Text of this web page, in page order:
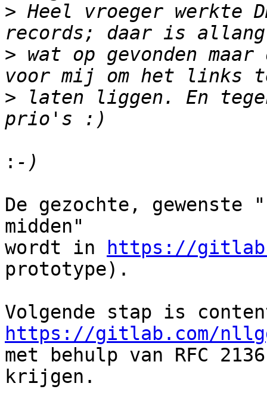
> Heel vroeger werkte
> wat op gevonden
> laten liggen. En
:
De gezochte, gewenste
midden"
wordt in
https://
prototype).
https://gitlab.com/
met behulp van RFC
krijgen.